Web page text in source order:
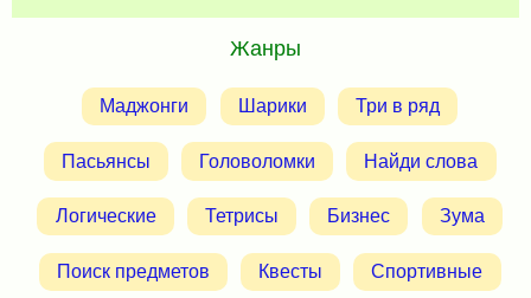
Жанры
Маджонги Шарики Три в ряд
Пасьянсы Головоломки Найди слова
Логические Тетрисы Бизнес Зума
Поиск предметов Квесты Спортивные